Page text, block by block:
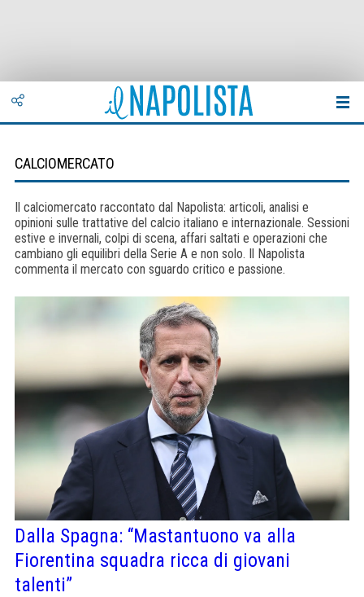
CALCIOMERCATO
Il calciomercato raccontato dal Napolista: articoli, analisi e
opinioni sulle trattative del calcio italiano e internazionale. Sessioni
estive e invernali, colpi di scena, affari saltati e operazioni che
cambiano gli equilibri della Serie A e non solo. Il Napolista
commenta il mercato con sguardo critico e passione.
Dalla Spagna: “Mastantuono va alla
Fiorentina squadra ricca di giovani
talenti”